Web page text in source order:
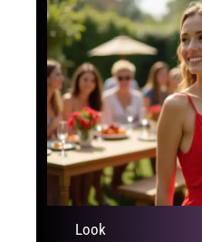
Look